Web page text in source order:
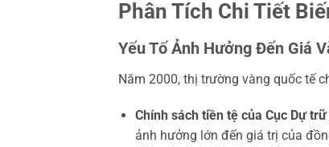
Phân Tích Chi Tiết
Yếu Tố Ảnh Hưởng Đến Giá
Năm 2000, thị trường vàng quốc tế
Chính sách tiền tệ của Cục Dự
ảnh hưởng lớn đến giá trị của